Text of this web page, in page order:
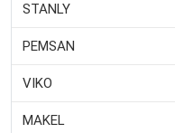
STANLY
PEMSAN
VIKO
MAKEL